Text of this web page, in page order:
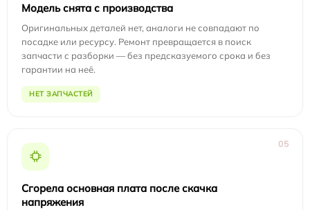
Модель снята с производства
Оригинальных деталей нет, аналоги не совпадают по
посадке или ресурсу. Ремонт превращается в поиск
запчасти с разборки — без предсказуемого срока и без
гарантии на неё.
НЕТ ЗАПЧАСТЕЙ
05
Сгорела основная плата после скачка
напряжения